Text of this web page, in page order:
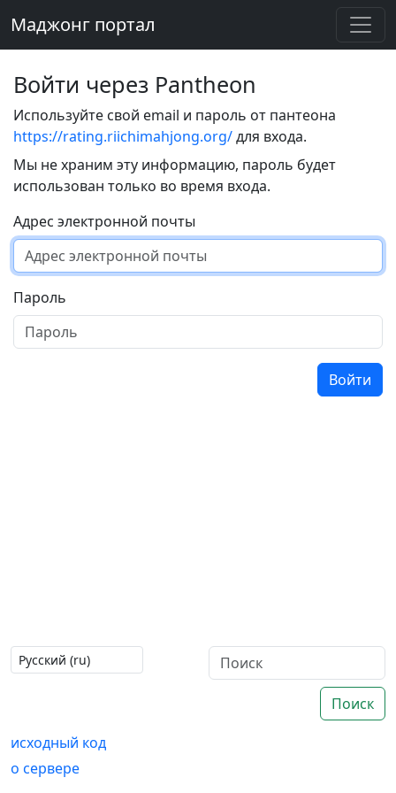
Маджонг портал
Войти через Pantheon
Используйте свой email и пароль от пантеона
https://rating.riichimahjong.org/для входа.
Мы не храним эту информацию, пароль будет
использован только во время входа.
Адрес электронной почты
Пароль
Войти
Поиск
исходный код
о сервере